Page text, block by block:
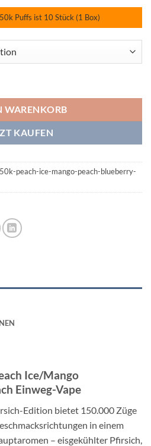
Puffs ist 10 Stück (1 Box)
WARENKORB
KAUFEN
peach-ice-mango-peach-blueberry-
Ice/Mango
Einweg-Vape
Edition bietet 150.000 Züge
in einem
– eisgekühlter Pfirsich,